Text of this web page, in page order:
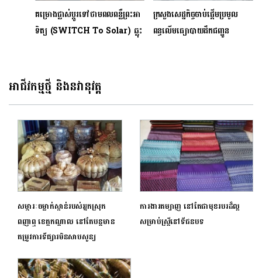
គម្រោងផ្លាស់ប្តូរទៅថាមពលពន្លឺព្រះអា
ទិត្យ (SWITCH To Solar) ឆ្លុះ
ក្រសួងសេដ្ឋកិច្ចចាប់ផ្ដើមប្រមូល
ពន្ធលើមធ្យោបាយដឹកជញ្ជូន
អាជីវកម្មថ្មី និងនវានុវត្ត
សម្ភារៈចម្លាក់ស្ពាន់របស់អ្នកស្រុក
ពញាឮ ខេត្តកណ្តាល នៅតែបន្តមាន
តម្រូវការទីផ្សារមិនសាបសូន្យ
ការងារតម្បាញ នៅតែជាមុខរបរដ៏ល្អ
សម្រាប់ស្ត្រីនៅទីជនបទ